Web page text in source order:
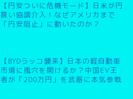
【円安ついに危機モード】日米が円
買い協調介入！なぜアメリカまで
「円安阻止」に動いたのか？
【BYDラッコ襲来】日本の軽自動車
市場に風穴を開けるか？中国EV王
者が「200万円」を武器に本気参戦